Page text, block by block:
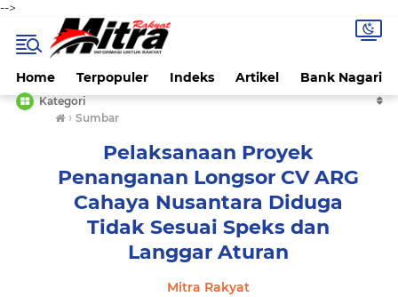
-->
Home Terpopuler Indeks Artikel Bank Nagari
Kategori
› Sumbar
Pelaksanaan Proyek
Penanganan Longsor CV ARG
Cahaya Nusantara Diduga
Tidak Sesuai Speks dan
Langgar Aturan
Mitra Rakyat